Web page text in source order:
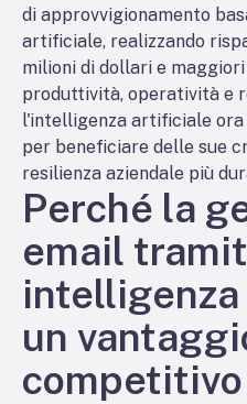
di approvvigionamento
artificiale, realizzando
milioni di dollari e
produttività, operatività e
l'intelligenza artificiale
per beneficiare delle sue
resilienza aziendale più
Perché la
email
un
competitivo